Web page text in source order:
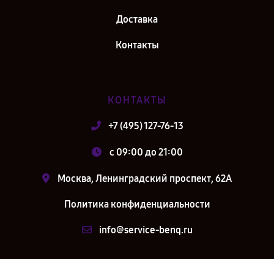
Доставка
Контакты
КОНТАКТЫ
+7 (495) 127-76-13
c 09:00 до 21:00
Москва, Ленинградский проспект, 62А
Политика конфиденциальности
info@service-benq.ru